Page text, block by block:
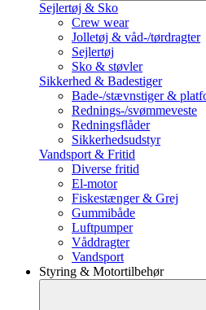
Sejlertøj & Sko
Crew wear
Jolletøj & våd-/tørdragter
Sejlertøj
Sko & støvler
Sikkerhed & Badestiger
Bade-/stævnstiger &
Rednings-/svømmeveste
Redningsflåder
Sikkerhedsudstyr
Vandsport & Fritid
Diverse fritid
El-motor
Fiskestænger & Grej
Gummibåde
Luftpumper
Våddragter
Vandsport
Styring & Motortilbehør